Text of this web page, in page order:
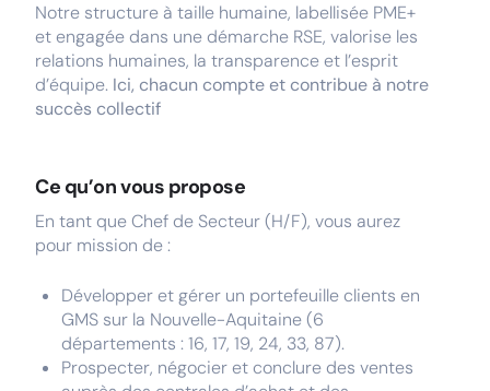
Notre structure à taille humaine, labellisée PME+
et engagée dans une démarche RSE, valorise les
relations humaines, la transparence et l’esprit
d’équipe. Ici, chacun compte et contribue à notre
succès collectif
Ce qu’on vous propose
En tant que Chef de Secteur (H/F), vous aurez
pour mission de :
Développer et gérer un portefeuille clients en
GMS sur la Nouvelle-Aquitaine (6
départements : 16, 17, 19, 24, 33, 87).
Prospecter, négocier et conclure des ventes